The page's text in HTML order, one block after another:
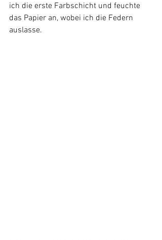
ich die erste Farbschicht und feuchte
das Papier an, wobei ich die Federn
auslasse.